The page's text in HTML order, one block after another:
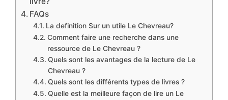
FAQs
La definition Sur un utile Le Chevreau?
Comment faire une recherche dans une
ressource de Le Chevreau ?
Quels sont les avantages de la lecture de Le
Chevreau ?
Quels sont les différents types de livres ?
Quelle est la meilleure façon de lire un Le